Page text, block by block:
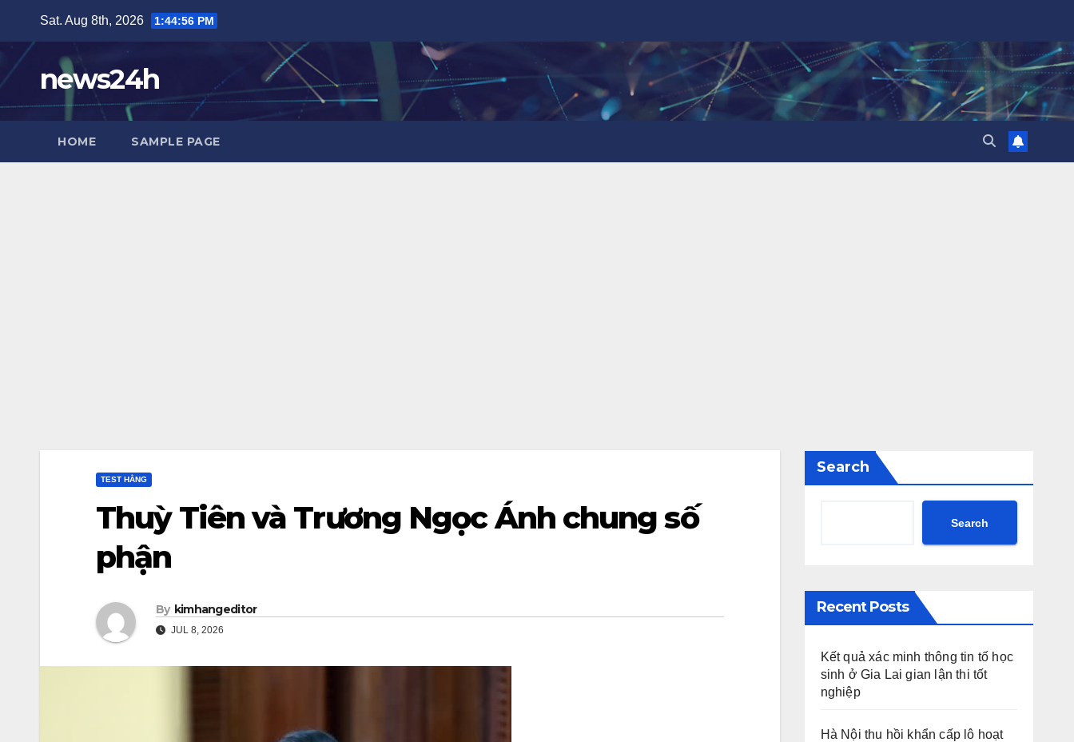
content
Sat. Aug 8th, 2026 1:44:58 PM
news24h
HOME SAMPLE PAGE
TEST HẰNG
Thuỳ Tiên và Trương Ngọc Ánh chung số
phận
By kimhangeditor
JUL 8, 2026
Search
Search
Recent Posts
Kết quả xác minh thông tin tố học
sinh ở Gia Lai gian lận thi tốt
nghiệp
Hà Nội thu hồi khẩn cấp lô hoạt